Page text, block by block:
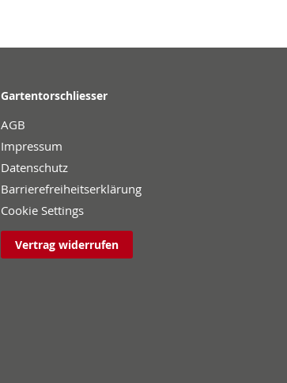
Gartentorschliesser
AGB
Impressum
Datenschutz
Barrierefreiheitserklärung
Cookie Settings
Vertrag widerrufen